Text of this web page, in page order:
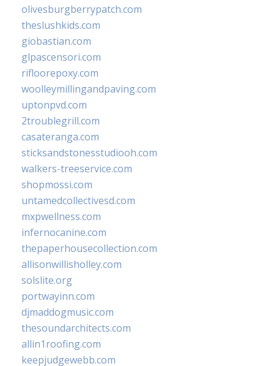
olivesburgberrypatch.com
theslushkids.com
giobastian.com
glpascensori.com
rifloorepoxy.com
woolleymillingandpaving.com
uptonpvd.com
2troublegrill.com
casateranga.com
sticksandstonesstudiooh.com
walkers-treeservice.com
shopmossi.com
untamedcollectivesd.com
mxpwellness.com
infernocanine.com
thepaperhousecollection.com
allisonwillisholley.com
solslite.org
portwayinn.com
djmaddogmusic.com
thesoundarchitects.com
allin1roofing.com
keepjudgewebb.com